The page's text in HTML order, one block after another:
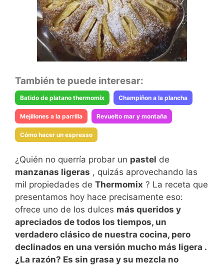
También te puede interesar:
Batido de platano thermomix Champiñon a la plancha
Mejillones a la parrilla Revuelto mar y montaña
Cómo hacer un espresso
¿Quién no querría probar un pastel de
manzanas ligeras , quizás aprovechando las
mil propiedades de Thermomix ? La receta que
presentamos hoy hace precisamente eso:
ofrece uno de los dulces más queridos y
apreciados de todos los tiempos, un
verdadero clásico de nuestra cocina, pero
declinados en una versión mucho más ligera .
¿La razón? Es sin grasa y su mezcla no